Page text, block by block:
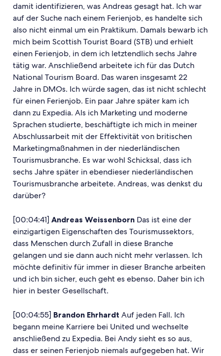
damit identifizieren, was Andreas gesagt hat. Ich war
auf der Suche nach einem Ferienjob, es handelte sich
also nicht einmal um ein Praktikum. Damals bewarb ich
mich beim Scottish Tourist Board (STB) und erhielt
einen Ferienjob, in dem ich letztendlich sechs Jahre
tätig war. Anschließend arbeitete ich für das Dutch
National Tourism Board. Das waren insgesamt 22
Jahre in DMOs. Ich würde sagen, das ist nicht schlecht
für einen Ferienjob. Ein paar Jahre später kam ich
dann zu Expedia. Als ich Marketing und moderne
Sprachen studierte, beschäftigte ich mich in meiner
Abschlussarbeit mit der Effektivität von britischen
Marketingmaßnahmen in der niederländischen
Tourismusbranche. Es war wohl Schicksal, dass ich
sechs Jahre später in ebendieser niederländischen
Tourismusbranche arbeitete. Andreas, was denkst du
darüber?
[00:04:41] Andreas Weissenborn Das ist eine der
einzigartigen Eigenschaften des Tourismussektors,
dass Menschen durch Zufall in diese Branche
gelangen und sie dann auch nicht mehr verlassen. Ich
möchte definitiv für immer in dieser Branche arbeiten
und ich bin sicher, euch geht es ebenso. Daher bin ich
hier in bester Gesellschaft.
[00:04:55] Brandon Ehrhardt Auf jeden Fall. Ich
begann meine Karriere bei United und wechselte
anschließend zu Expedia. Bei Andy sieht es so aus,
dass er seinen Ferienjob niemals aufgegeben hat. Wir